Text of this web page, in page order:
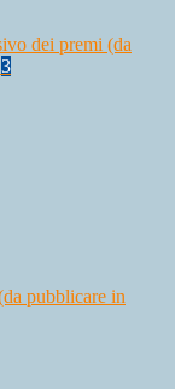
dei premi (da
3
pubblicare in